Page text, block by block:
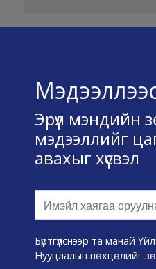
Мэдээллээс
Эрүүл мэндийн
мэдээллийг
авахыг хүсвэл
Бүртгүүлснээр та манай
Нууцлалын нөхцөлийг
Үйлчилгээний нөхцөл
Нууц хадгалах тухай
Холбоо барих
Өвчин А-Я
Эмнэлэг хайх
Эрүүл мэндийн